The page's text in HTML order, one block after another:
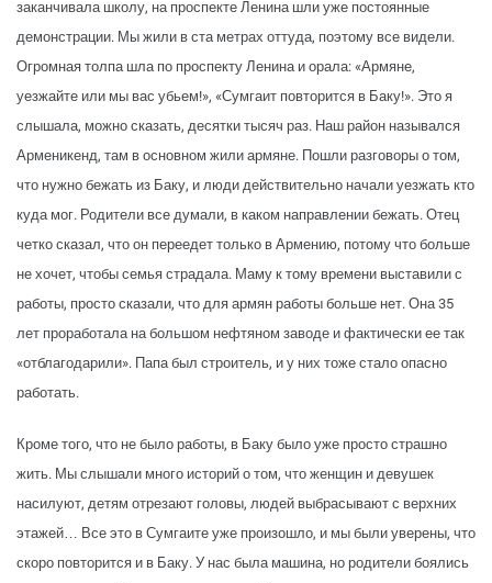
заканчивала школу, на проспекте Ленина шли уже постоянные
демонстрации. Мы жили в ста метрах оттуда, поэтому все видели.
Огромная толпа шла по проспекту Ленина и орала: «Армяне,
уезжайте или мы вас убьем!», «Сумгаит повторится в Баку!». Это я
слышала, можно сказать, десятки тысяч раз. Наш район назывался
Арменикенд, там в основном жили армяне. Пошли разговоры о том,
что нужно бежать из Баку, и люди действительно начали уезжать кто
куда мог. Родители все думали, в каком направлении бежать. Отец
четко сказал, что он переедет только в Армению, потому что больше
не хочет, чтобы семья страдала. Маму к тому времени выставили с
работы, просто сказали, что для армян работы больше нет. Она 35
лет проработала на большом нефтяном заводе и фактически ее так
«отблагодарили». Папа был строитель, и у них тоже стало опасно
работать.
Кроме того, что не было работы, в Баку было уже просто страшно
жить. Мы слышали много историй о том, что женщин и девушек
насилуют, детям отрезают головы, людей выбрасывают с верхних
этажей… Все это в Сумгаите уже произошло, и мы были уверены, что
скоро повторится и в Баку. У нас была машина, но родители боялись